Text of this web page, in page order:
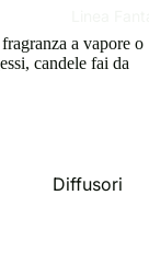
e tessuti
Linea uomo
Diffusori
a vapore o
candele fai da